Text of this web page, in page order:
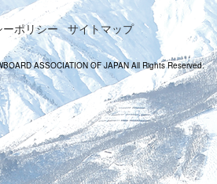
ポリシー サイトマップ
ASSOCIATION OF JAPAN All Rights Reserved.